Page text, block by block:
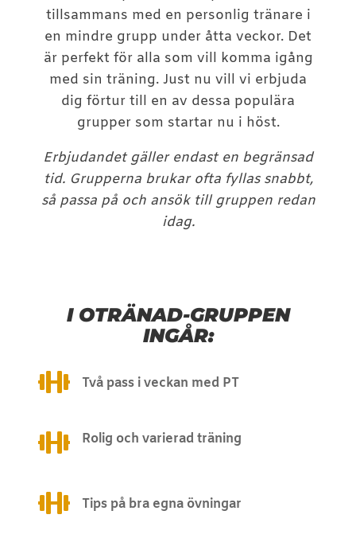
tillsammans med en personlig tränare i
en mindre grupp under åtta veckor. Det
är perfekt för alla som vill komma igång
med sin träning. Just nu vill vi erbjuda
dig förtur till en av dessa populära
grupper som startar nu i höst.
Erbjudandet gäller endast en begränsad
tid. Grupperna brukar ofta fyllas snabbt,
så passa på och ansök till gruppen redan
idag.
I OTRÄNAD-GRUPPEN
INGÅR:
 Två pass i veckan med PT
 Rolig och varierad träning
 Tips på bra egna övningar